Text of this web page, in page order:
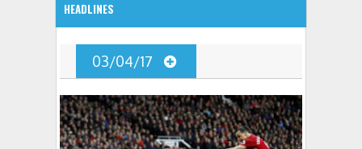
HEADLINES
08:03 AM
ADVETORIAL JONRU GANTIKAN MONO PIMPIN DPRD
03/04/17